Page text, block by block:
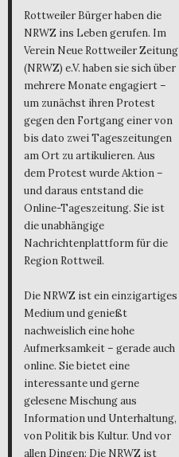
Rottweiler Bürger haben die
NRWZ ins Leben gerufen. Im
Verein Neue Rottweiler Zeitung
(NRWZ) e.V. haben sie sich über
mehrere Monate engagiert –
um zunächst ihren Protest
gegen den Fortgang einer von
bis dato zwei Tageszeitungen
am Ort zu artikulieren. Aus
dem Protest wurde Aktion –
und daraus entstand die
Online-Tageszeitung. Sie ist
die unabhängige
Nachrichtenplattform für die
Region Rottweil.
Die NRWZ ist ein einzigartiges
Medium und genießt
nachweislich eine hohe
Aufmerksamkeit – gerade auch
online. Sie bietet eine
interessante und gerne
gelesene Mischung aus
Information und Unterhaltung,
von Politik bis Kultur. Und vor
allen Dingen: Die NRWZ ist